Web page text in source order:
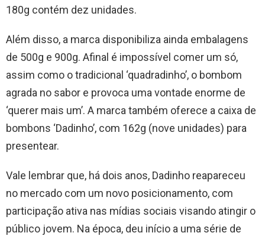
180g contém dez unidades.
Além disso, a marca disponibiliza ainda embalagens
de 500g e 900g. Afinal é impossível comer um só,
assim como o tradicional ‘quadradinho’, o bombom
agrada no sabor e provoca uma vontade enorme de
‘querer mais um’. A marca também oferece a caixa de
bombons ‘Dadinho’, com 162g (nove unidades) para
presentear.
Vale lembrar que, há dois anos, Dadinho reapareceu
no mercado com um novo posicionamento, com
participação ativa nas mídias sociais visando atingir o
público jovem. Na época, deu início a uma série de